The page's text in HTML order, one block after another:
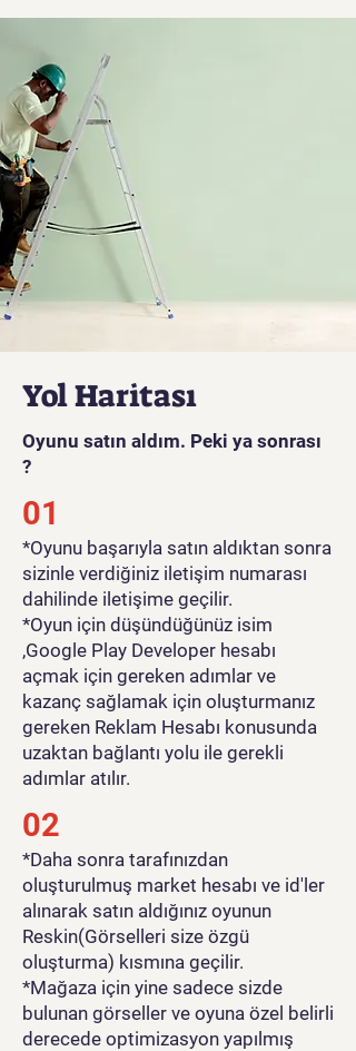
ve zevkli, heyecan verici oyun.
Yol Haritası
Oyunu satın aldım. Peki ya sonrası
?
01
*Oyunu başarıyla satın aldıktan sonra
sizinle verdiğiniz iletişim numarası
dahilinde iletişime geçilir.
*Oyun için düşündüğünüz isim
,Google Play Developer hesabı
açmak için gereken adımlar ve
kazanç sağlamak için oluşturmanız
gereken Reklam Hesabı konusunda
uzaktan bağlantı yolu ile gerekli
adımlar atılır.
02
*Daha sonra tarafınızdan
oluşturulmuş market hesabı ve id'ler
alınarak satın aldığınız oyunun
Reskin(Görselleri size özgü
oluşturma) kısmına geçilir.
*Mağaza için yine sadece sizde
bulunan görseller ve oyuna özel belirli
derecede optimizasyon yapılmış